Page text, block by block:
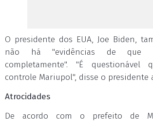
O presidente dos EUA, Joe Biden,
não há "evidências de que
completamente". "É questionável
controle Mariupol", disse o presidente
Atrocidades
De acordo com o prefeito de